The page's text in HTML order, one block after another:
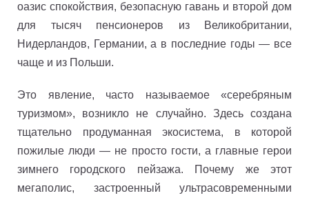
оазис спокойствия, безопасную гавань и второй дом
для тысяч пенсионеров из Великобритании,
Нидерландов, Германии, а в последние годы — все
чаще и из Польши.
Это явление, часто называемое «серебряным
туризмом», возникло не случайно. Здесь создана
тщательно продуманная экосистема, в которой
пожилые люди — не просто гости, а главные герои
зимнего городского пейзажа. Почему же этот
мегаполис, застроенный ультрасовременными